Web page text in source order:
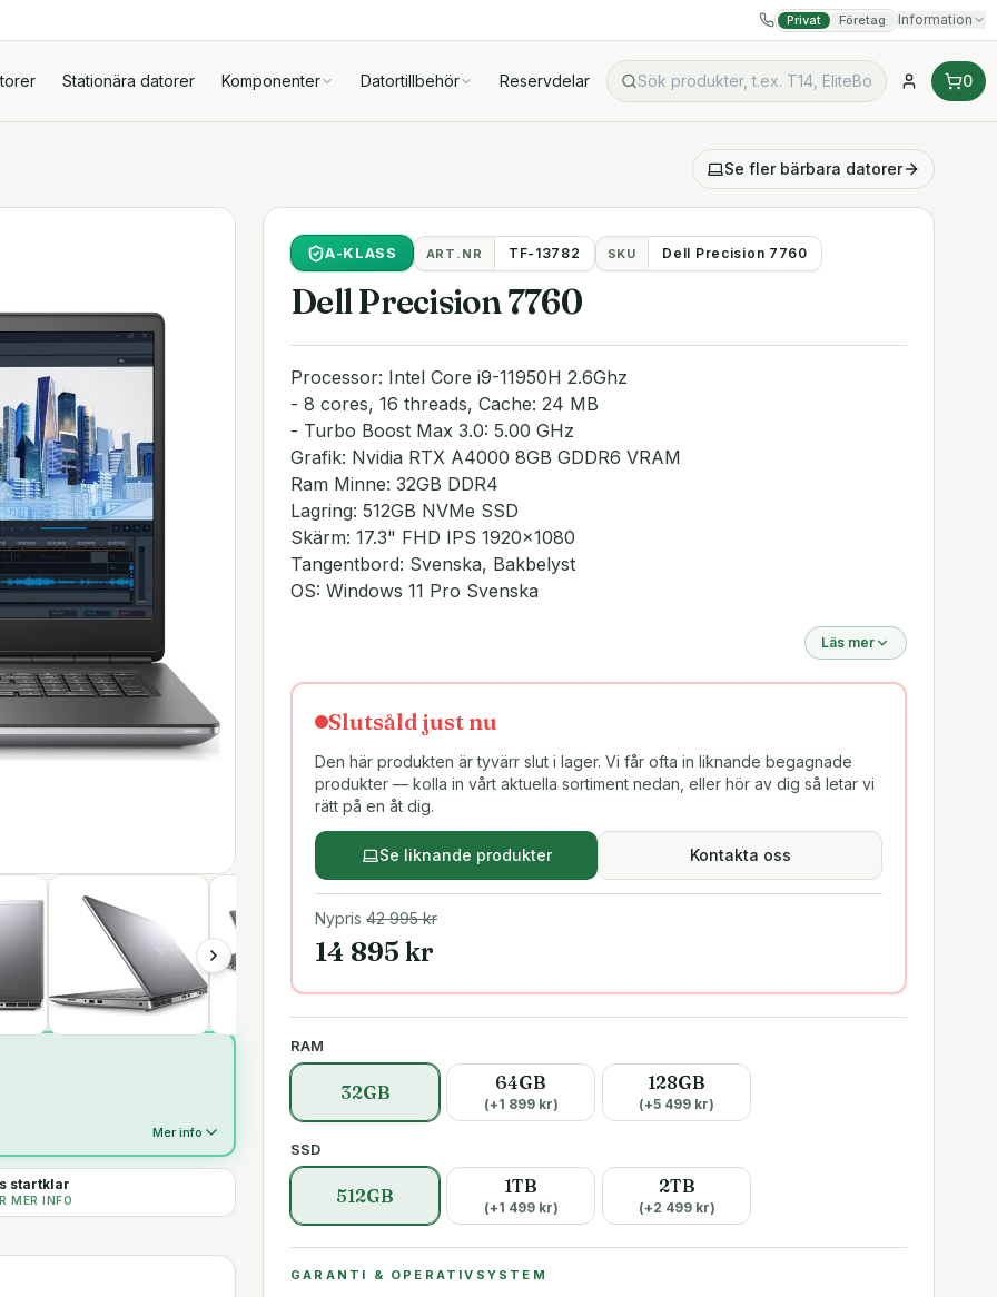
Privat Företag Information
Stationära datorer Komponenter Datortillbehör Reservdelar 0
Se fler bärbara datorer
Mer info
startklar
MER INFO
A-KLASS ART.NR TF-13782 SKU Dell Precision 7760
Dell Precision 7760
Processor: Intel Core i9-11950H 2.6Ghz
- 8 cores, 16 threads, Cache: 24 MB
- Turbo Boost Max 3.0: 5.00 GHz
Grafik: Nvidia RTX A4000 8GB GDDR6 VRAM
Ram Minne: 32GB DDR4
Lagring: 512GB NVMe SSD
Skärm: 17.3" FHD IPS 1920x1080
Tangentbord: Svenska, Bakbelyst
OS: Windows 11 Pro Svenska
Läs mer
Slutsåld just nu
Den här produkten är tyvärr slut i lager. Vi får ofta in liknande begagnade
produkter — kolla in vårt aktuella sortiment nedan, eller hör av dig så letar vi
rätt på en åt dig.
Se liknande produkter Kontakta oss
Nypris 42 995kr
14 895 kr
RAM
32GB 64GB
(+1 899kr)
128GB
(+5 499 kr)
SSD
512GB 1TB
(+1 499kr)
2TB
(+2 499kr)
GARANTI & OPERATIVSYSTEM